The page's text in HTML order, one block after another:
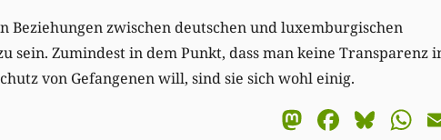
Beziehungen zwischen deutschen und luxemburgischen
sein. Zumindest in dem Punkt, dass man keine Transparenz
von Gefangenen will, sind sie sich wohl einig.